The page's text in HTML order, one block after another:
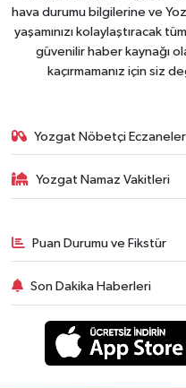
hava durumu bilgilerine ve
yaşamınızı kolaylaştıracak
güvenilir haber kaynağı
kaçırmamanız için siz
Yozgat Nöbetçi Eczaneler
Yozgat Namaz Vakitleri
Puan Durumu ve Fikstür
Son Dakika Haberleri